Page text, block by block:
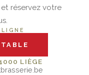
réservez votre
LIÈGE